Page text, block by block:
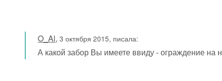
O_Al,3 октября 2015, писала:
А какой забор Вы имеете ввиду - ограждение